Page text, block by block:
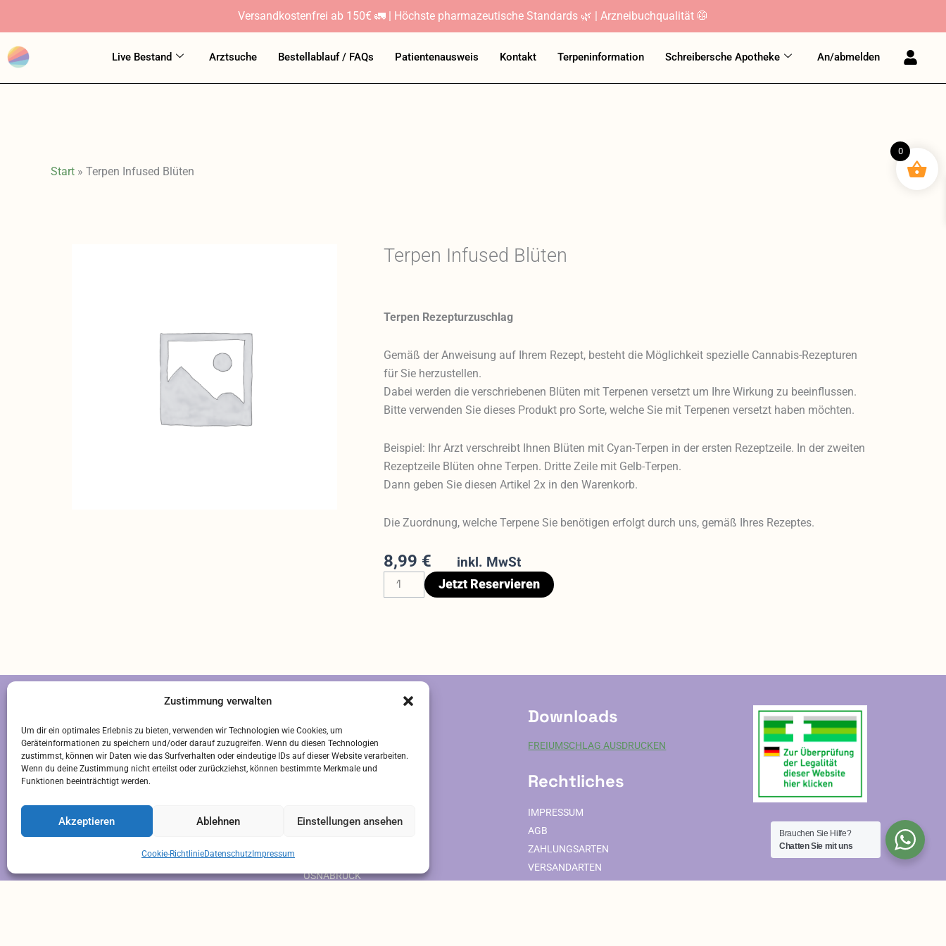
Versandkostenfrei ab 150€ 🚛 | Höchste pharmazeutische Standards 🌿 | Arzneibuchqualität 🥼
Zustimmung verwalten
Um dir ein optimales Erlebnis zu bieten, verwenden wir Technologien wie Cookies, um
Geräteinformationen zu speichern und/oder darauf zuzugreifen. Wenn du diesen Technologien
zustimmst, können wir Daten wie das Surfverhalten oder eindeutige IDs auf dieser Website verarbeiten.
Wenn du deine Zustimmung nicht erteilst oder zurückziehst, können bestimmte Merkmale und
Funktionen beeinträchtigt werden.
Akzeptieren Ablehnen Einstellungen ansehen
Cookie-RichtlinieDatenschutzImpressum
springen
Live Bestand Arztsuche Bestellablauf / FAQs Patientenausweis Kontakt Terpeninformation Schreibersche Apotheke An/abmelden
Start » Terpen Infused Blüten
Terpen Infused Blüten
Terpen Rezepturzuschlag
Gemäß der Anweisung auf Ihrem Rezept, besteht die Möglichkeit spezielle Cannabis-Rezepturen
für Sie herzustellen.
Dabei werden die verschriebenen Blüten mit Terpenen versetzt um Ihre Wirkung zu beeinflussen.
Bitte verwenden Sie dieses Produkt pro Sorte, welche Sie mit Terpenen versetzt haben möchten.
Beispiel: Ihr Arzt verschreibt Ihnen Blüten mit Cyan-Terpen in der ersten Rezeptzeile. In der zweiten
Rezeptzeile Blüten ohne Terpen. Dritte Zeile mit Gelb-Terpen.
Dann geben Sie diesen Artikel 2x in den Warenkorb.
Die Zuordnung, welche Terpene Sie benötigen erfolgt durch uns, gemäß Ihres Rezeptes.
8,99 € inkl. MwSt
Terpen
Infused
Jetzt Reservieren
Für Rezepte
Telefon:05422709845
E-Mail: info@allefarben-apotheke.de
LIVE-BESTAND
QUALITÄT
KONTAKT
OSNABRÜCK
Downloads
FREIUMSCHLAG AUSDRUCKEN
Rechtliches
IMPRESSUM
AGB
ZAHLUNGSARTEN
VERSANDARTEN
Brauchen Sie Hilfe?
Chatten Sie mit uns
0